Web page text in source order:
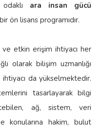
ara insan gücü
ön lisans programıdır.
ve etkin erişim ihtiyacı her
olarak bilişim uzmanlığı
da yükselmektedir.
tasarlayarak bilgi
ağ, sistem, veri
konularına hakim, bulut